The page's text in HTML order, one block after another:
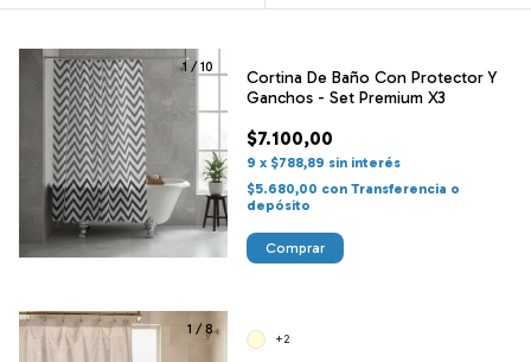
1 /10
Cortina De Baño Con Protector Y
Ganchos - Set Premium X3
$7.100,00
9 x $788,89 sin interés
$5.680,00 con Transferencia o
depósito
Comprar
1 / 8
+2